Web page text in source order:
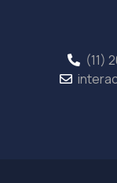
(11)